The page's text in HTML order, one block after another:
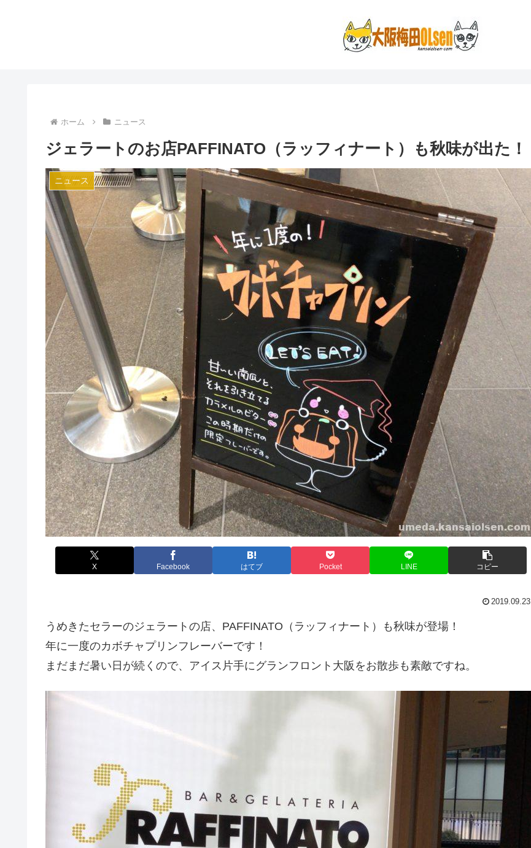
ホーム ニュース
ジェラートのお店PAFFINATO（ラッフィナート）も秋味が出た！
ニュース
X Facebook はてブ Pocket LINE コピー
2019.09.23
うめきたセラーのジェラートの店、PAFFINATO（ラ ッフィナート）も秋味が登場！
年に一度のカボチャプリンフレーバーです！
まだまだ暑い日が続くので、アイス片手にグランフロント大阪をお散歩も素敵ですね。